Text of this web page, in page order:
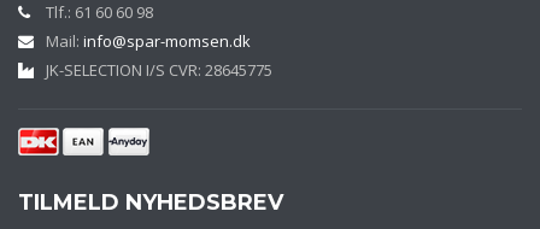
Tlf.: 61 60 60 98
Mail: info@spar-momsen.dk
JK-SELECTION I/S CVR: 28645775
TILMELD NYHEDSBREV